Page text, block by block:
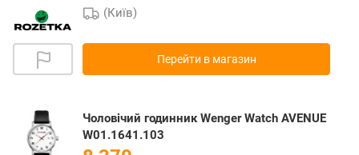
(Київ)
Перейти в магазин
Чоловічий годинник Wenger Watch AVENUE
W01.1641.103